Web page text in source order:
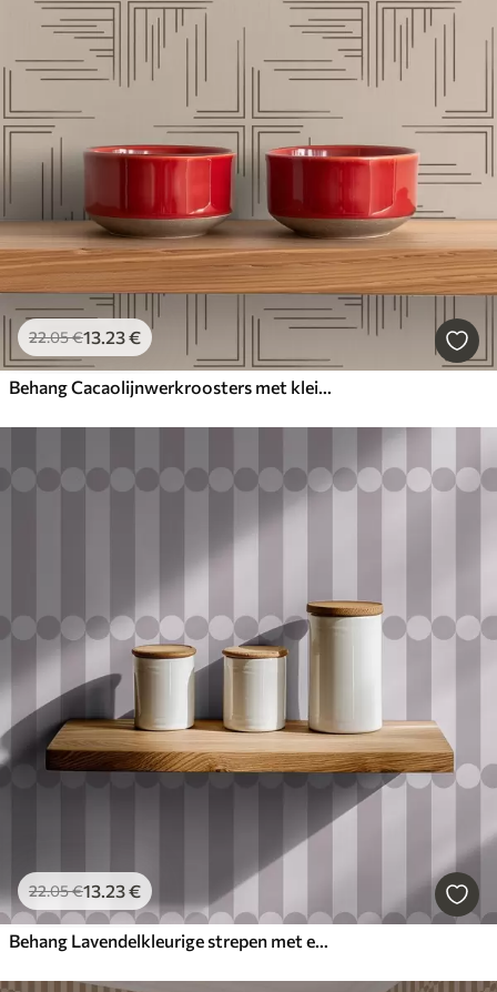
22.05€13.23€
Behang Cacaolijnwerkroosters met kleine centrale kruisjes, beige
22.05€13.23€
Behang Lavendelkleurige strepen met een rij cirkels in het midden